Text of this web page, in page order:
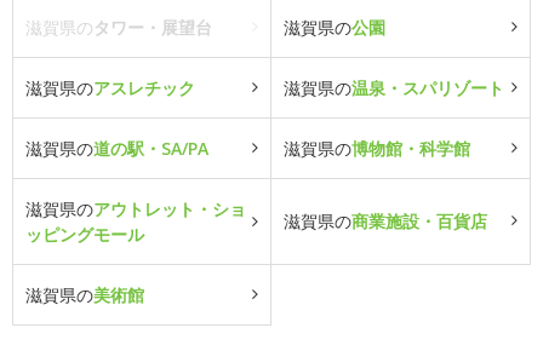
滋賀県のタワー・展望台 滋賀県の公園
滋賀県のアスレチック 滋賀県の温泉・スパリゾート
滋賀県の道の駅・SA/PA 滋賀県の博物館・科学館
滋賀県のアウトレット・ショ
ッピングモール
滋賀県の商業施設・百貨店
滋賀県の美術館